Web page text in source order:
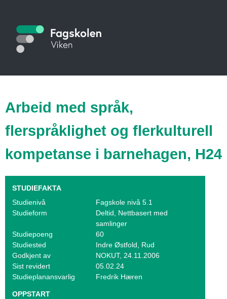
hovedinnhold
S
t
i
k
a
t
a
l
o
g
V
i
Arbeid med språk,
flerspråklighet og flerkulturell
kompetanse i barnehagen, H24
STUDIEFAKTA
Studienivå
Fagskole nivå 5.1
Studieform
Deltid, Nettbasert med
samlinger
Studiepoeng
60
Studiested
Indre Østfold, Rud
Godkjent av
NOKUT, 24.11.2006
Sist revidert
05.02.24
Studieplanansvarlig
Fredrik Hæren
OPPSTART